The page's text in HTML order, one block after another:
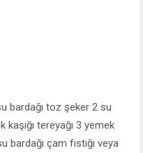
bardağı toz şeker 2 su
kaşığı tereyağı 3 yemek
bardağı çam fıstığı veya